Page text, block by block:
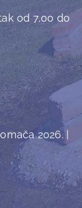
od 7,00 do
2026. |